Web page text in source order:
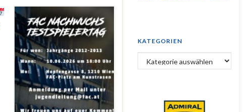
KATEGORIEN
Kategorien